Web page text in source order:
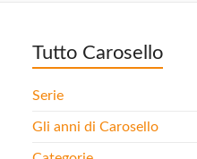
Tutto Carosello
Serie
Gli anni di Carosello